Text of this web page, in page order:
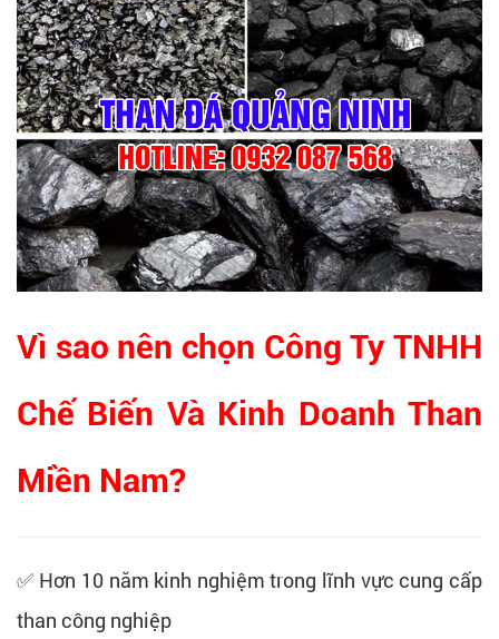
Vì sao nên chọn Công Ty TNHH
Chế Biến Và Kinh Doanh Than
Miền Nam?
✅ Hơn 10 năm kinh nghiệm trong lĩnh vực cung cấp
than công nghiệp